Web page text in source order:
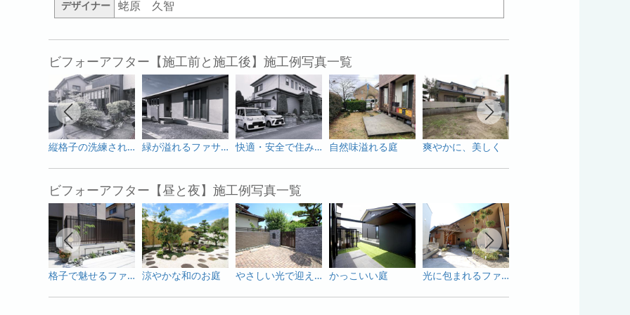
デザイナー 蛯原 久智
ビフォーアフター【施工前と施工後】施工例写真一覧
縦格子の洗練された美しさ 緑が溢れるファサード 快適・安全で住みよい我が家 自然味溢れる庭 爽やかに、美しく
ビフォーアフター【昼と夜】施工例写真一覧
格子で魅せるファサード 涼やかな和のお庭 やさしい光で迎えるファサード かっこいい庭 光に包まれるファサード